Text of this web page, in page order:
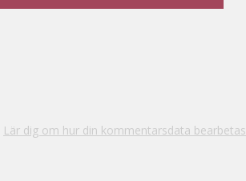
Lär dig om hur din kommentarsdata bearbetas